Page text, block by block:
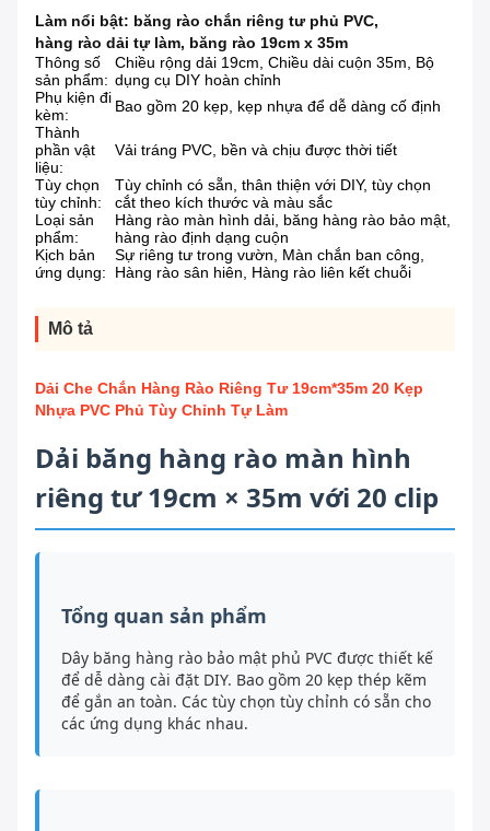
Làm nổi bật: băng rào chắn riêng tư phủ PVC,
hàng rào dải tự làm, băng rào 19cm x 35m
Thông số
sản phẩm:
Chiều rộng dải 19cm, Chiều dài cuộn 35m, Bộ
dụng cụ DIY hoàn chỉnh
Phụ kiện đi
kèm:
Bao gồm 20 kẹp, kẹp nhựa để dễ dàng cố định
Thành
phần vật
liệu:
Vải tráng PVC, bền và chịu được thời tiết
Tùy chọn
tùy chỉnh:
Tùy chỉnh có sẵn, thân thiện với DIY, tùy chọn
cắt theo kích thước và màu sắc
Loại sản
phẩm:
Hàng rào màn hình dải, băng hàng rào bảo mật,
hàng rào định dạng cuộn
Kịch bản
ứng dụng:
Sự riêng tư trong vườn, Màn chắn ban công,
Hàng rào sân hiên, Hàng rào liên kết chuỗi
Mô tả
Dải Che Chắn Hàng Rào Riêng Tư 19cm*35m 20 Kẹp
Nhựa PVC Phủ Tùy Chỉnh Tự Làm
Dải băng hàng rào màn hình
riêng tư 19cm × 35m với 20 clip
Tổng quan sản phẩm
Dây băng hàng rào bảo mật phủ PVC được thiết kế
để dễ dàng cài đặt DIY. Bao gồm 20 kẹp thép kẽm
để gắn an toàn. Các tùy chọn tùy chỉnh có sẵn cho
các ứng dụng khác nhau.